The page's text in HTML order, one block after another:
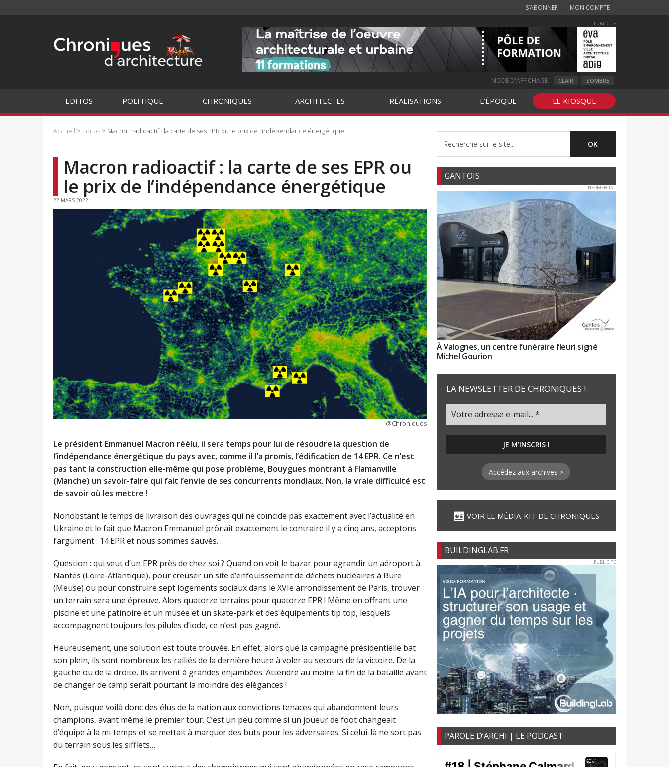
S’ABONNER MON COMPTE
PUBLICITE
MODE D'AFFICHAGE : CLAIR SOMBRE
EDITOS POLITIQUE CHRONIQUES ARCHITECTES RÉALISATIONS L’ÉPOQUE LE KIOSQUE
Accueil > Editos > Macron radioactif : la carte de ses EPR ou le prix de l’indépendance énergétique
Macron radioactif : la carte de ses EPR ou
le prix de l’indépendance énergétique
22 MARS 2022
@Chroniques
Le président Emmanuel Macron réélu, il sera temps pour lui de résoudre la question de
l’indépendance énergétique du pays avec, comme il l’a promis, l’édification de 14 EPR. Ce n’est
pas tant la construction elle-même qui pose problème, Bouygues montrant à Flamanville
(Manche) un savoir-faire qui fait l’envie de ses concurrents mondiaux. Non, la vraie difficulté est
de savoir où les mettre !
Nonobstant le temps de livraison des ouvrages qui ne coïncide pas exactement avec l’actualité en
Ukraine et le fait que Macron Emmanuel prônait exactement le contraire il y a cinq ans, acceptons
l’argument : 14 EPR et nous sommes sauvés.
Question : qui veut d’un EPR près de chez soi ? Quand on voit le bazar pour agrandir un aéroport à
Nantes (Loire-Atlantique), pour creuser un site d’enfouissement de déchets nucléaires à Bure
(Meuse) ou pour construire sept logements sociaux dans le XVIe arrondissement de Paris, trouver
un terrain sera une épreuve. Alors quatorze terrains pour quatorze EPR ! Même en offrant une
piscine et une patinoire et un musée et un skate-park et des équipements tip top, lesquels
accompagnent toujours les pilules d’iode, ce n’est pas gagné.
Heureusement, une solution est toute trouvée. En effet, alors que la campagne présidentielle bat
son plein, ils sont nombreux les ralliés de la dernière heure à voler au secours de la victoire. De la
gauche ou de la droite, ils arrivent à grandes enjambées. Attendre au moins la fin de la bataille avant
de changer de camp serait pourtant la moindre des élégances !
Non, puisque voilà donc des élus de la nation aux convictions tenaces qui abandonnent leurs
champions, avant même le premier tour. C’est un peu comme si un joueur de foot changeait
d’équipe à la mi-temps et se mettait à marquer des buts pour les adversaires. Si celui-là ne sort pas
du terrain sous les sifflets…
GANTOIS
INFOMERCIAL
À Valognes, un centre funéraire fleuri signé
Michel Gourion
LA NEWSLETTER DE CHRONIQUES !
Accédez aux archives >
VOIR LE MÉDIA-KIT DE CHRONIQUES
BUILDINGLAB.FR
PUBLICITE
PAROLE D’ARCHI | LE PODCAST